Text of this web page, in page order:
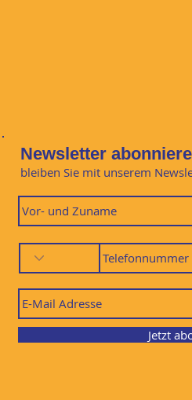
Newsletter
bleiben Sie mit unserem
Jetzt